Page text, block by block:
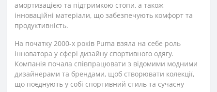
амортизацією та підтримкою стопи, а також
інноваційні матеріали, що забезпечують комфорт та
продуктивність.
На початку 2000-х років Puma взяла на себе роль
інноватора у сфері дизайну спортивного одягу.
Компанія почала співпрацювати з відомими модними
дизайнерами та брендами, щоб створювати колекції,
що поєднують у собі спортивний стиль та сучасну